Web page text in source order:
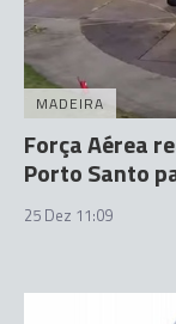
MADEIRA
Força Aérea
Porto Santo
25 Dez 11:09